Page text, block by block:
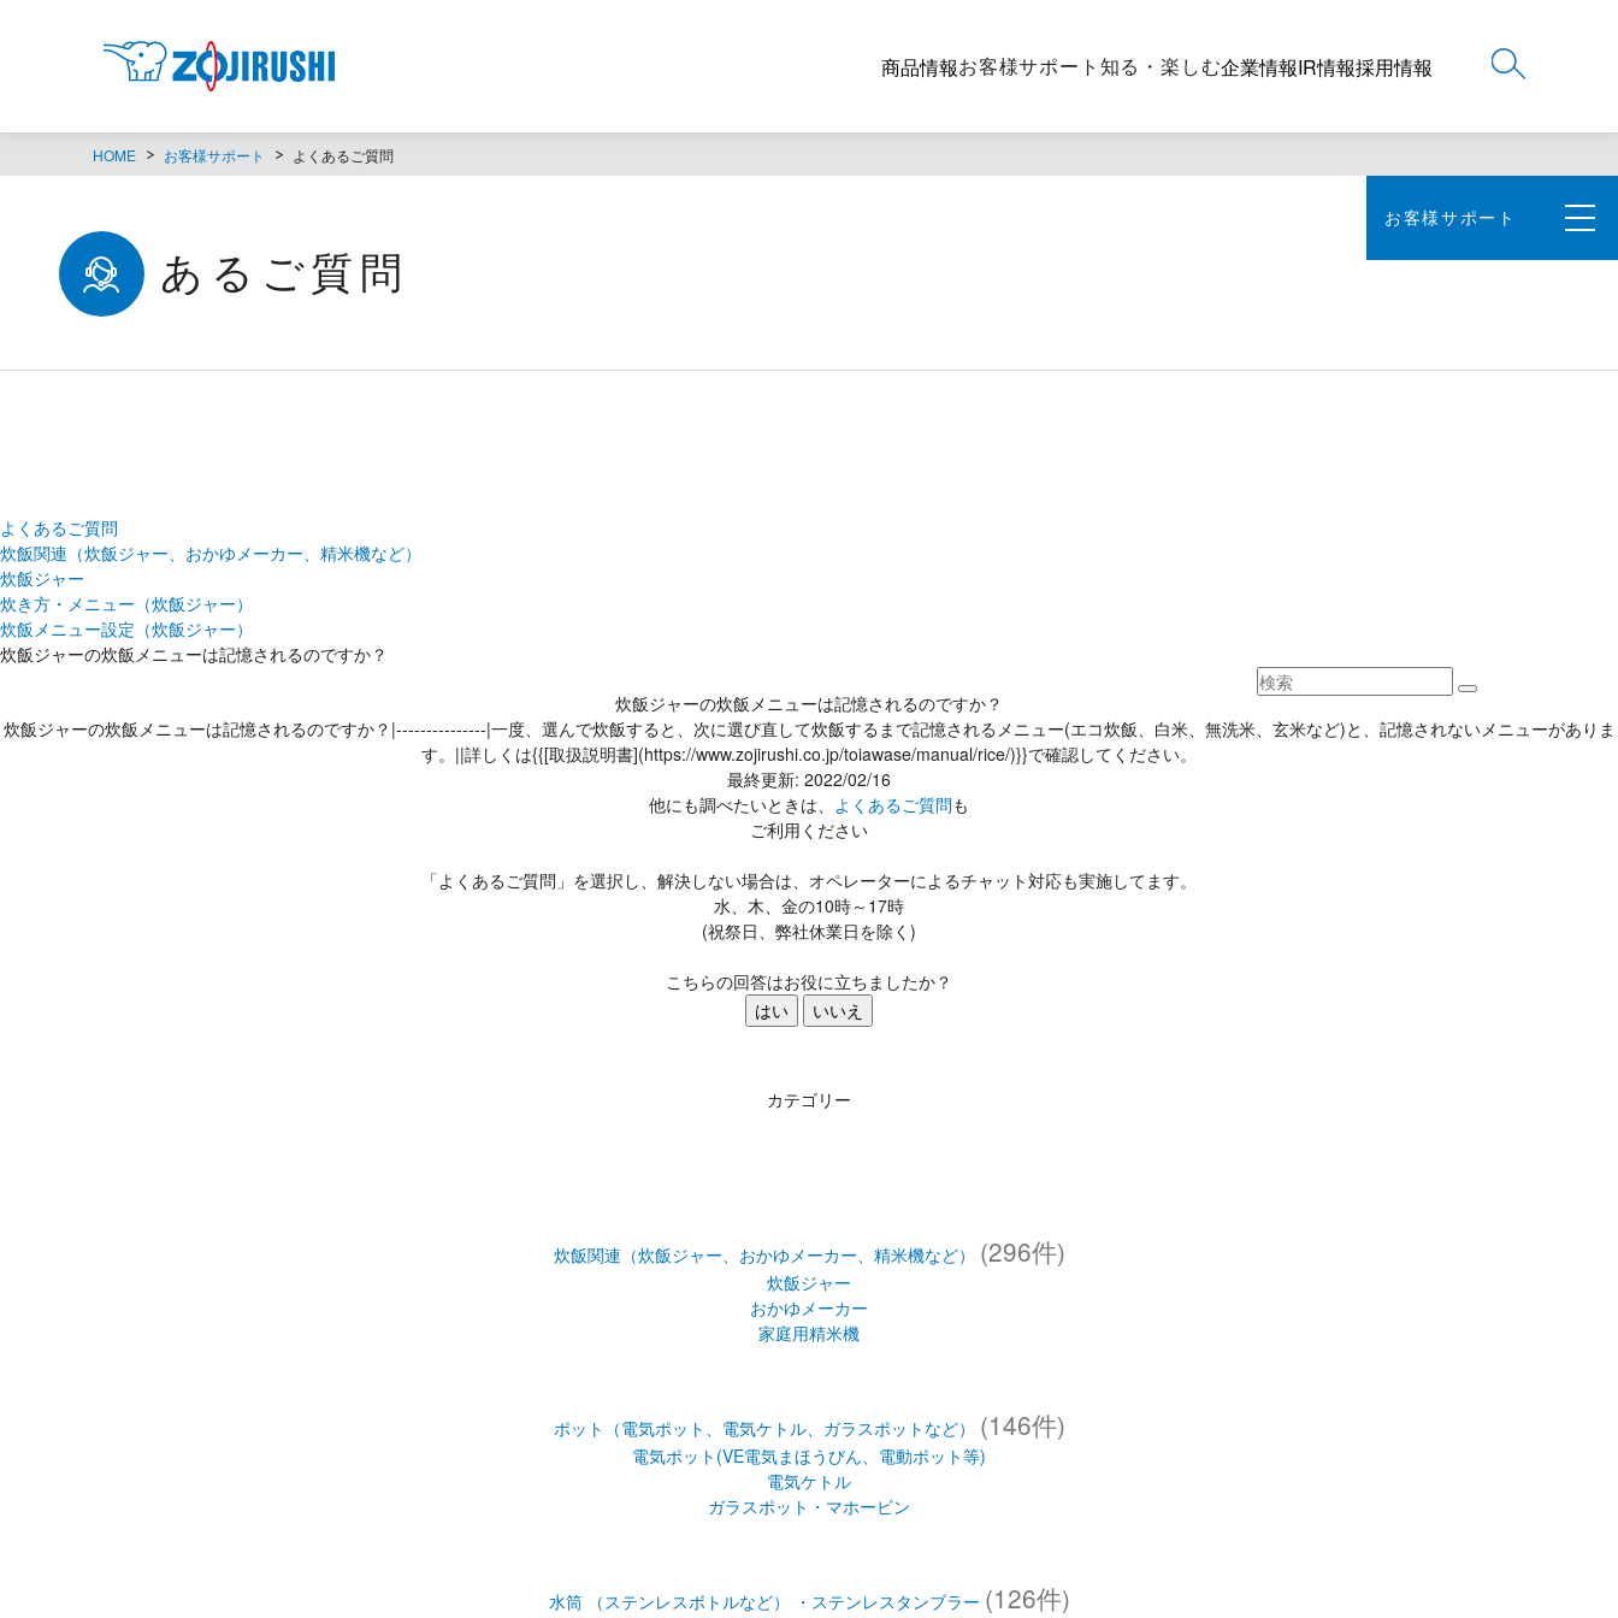
商品情報お客様サポート 知る・楽しむ企業情報IR情報採用情報
HOME お客様サポート よくあるご質問
お客様サポート
よくあるご質問
よくあるご質問
炊飯関連（炊飯ジャー、おかゆメーカー、精米機など）
炊飯ジャー
炊き方・メニュー（炊飯ジャー）
炊飯メニュー設定（炊飯ジャー）
炊飯ジャーの炊飯メニューは記憶されるのですか？
炊飯ジャーの炊飯メニューは記憶されるのですか？
炊飯ジャーの炊飯メニューは記憶されるのですか？|---------------|一度、選んで炊飯すると、次に選び直して炊飯するまで記憶されるメニュー(エコ炊飯、白米、無洗米、玄米など)と、記憶されないメニューがありま
す。||詳しくは{{[取扱説明書](https://www.zojirushi.co.jp/toiawase/manual/rice/)}}で確認してください。
最終更新: 2022/02/16
他にも調べたいときは、 よくあるご質問も
ご利用ください
「よくあるご質問」を選択し、解決しない場合は、オペレーターによるチャット対応も実施してます。
水、木、金の10時～17時
(祝祭日、弊社休業日を除く)
こちらの回答はお役に立ちましたか？
はい
いいえ
カテゴリー
炊飯関連（炊飯ジャー、おかゆメーカー、精米機など） (296件)
炊飯ジャー
おかゆメーカー
家庭用精米機
ポット（電気ポット、電気ケトル、ガラスポットなど） (146件)
電気ポット(VE電気まほうびん、電動ポット等)
電気ケトル
ガラスポット・マホービン
水筒 （ステンレスボトルなど） ・ステンレスタンブラー (126件)